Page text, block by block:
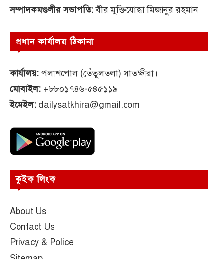
সম্পাদকমণ্ডলীর সভাপতি:বীর মুক্তিযোদ্ধা মিজানুর রহমান
প্রধান কার্যালয় ঠিকানা
কার্যালয়: পলাশপোল (তেঁতুলতলা) সাতক্ষীরা।
মোবাইল: +৮৮০১৭৪৬-৫৪৫১১৯
ইমেইল: dailysatkhira@gmail.com
কুইক লিংক
About Us
Contact Us
Privacy & Police